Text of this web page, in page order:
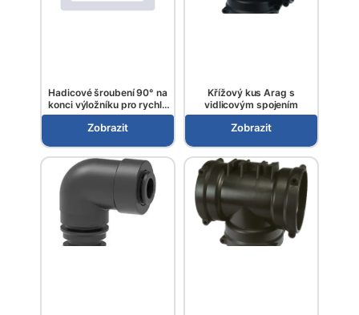
Hadicové šroubení 90° na
konci výložníku pro rychlé
spojení s vidlicovou spojkou
T3 samice
Zobrazit
Křížový kus Arag s
vidlicovým spojením
Zobrazit